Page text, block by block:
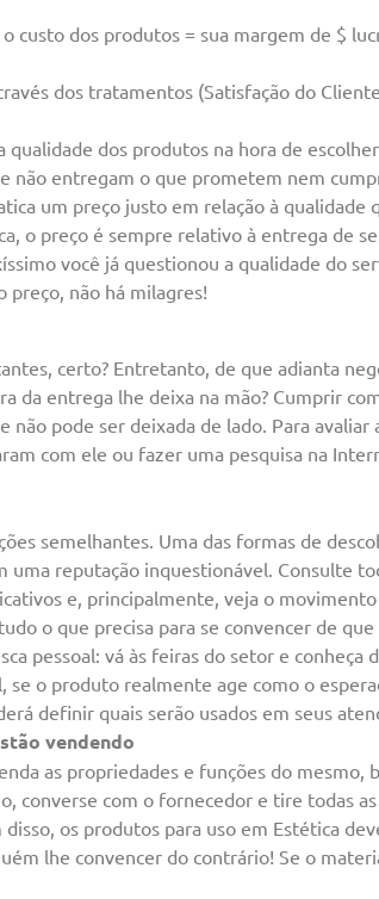
custo dos produtos = sua margem de $
dos tratamentos (Satisfação do
dos produtos na hora de
não entregam o que prometem nem
um preço justo em relação à qualidade
o preço é sempre relativo à entrega de
você já questionou a qualidade do
preço, não há milagres!
certo? Entretanto, de que adianta
da entrega lhe deixa na mão? Cumprir
pode ser deixada de lado. Para
com ele ou fazer uma pesquisa na
semelhantes. Uma das formas de
reputação inquestionável. Consulte
e, principalmente, veja o
o que precisa para se convencer de
pessoal: vá às feiras do setor e
o produto realmente age como o
definir quais serão usados em seus
vendendo
as propriedades e funções do mesmo,
converse com o fornecedor e tire todas
os produtos para uso em Estética
lhe convencer do contrário! Se o